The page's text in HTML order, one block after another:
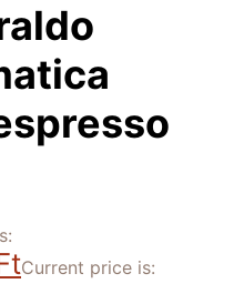
Current price is: